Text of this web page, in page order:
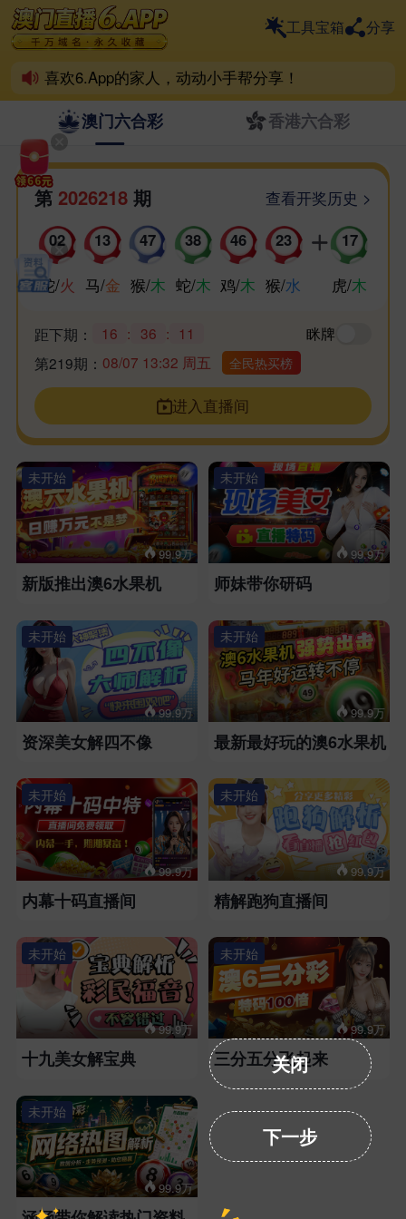
工具宝箱 分享
一个6.App，整个六合界
6.App离不开彩民支持！
喜欢6.App的家人，动动小手帮分享！
祝各位好运爆棚，天天喜中百万！
澳门六合彩 香港六合彩
第 2026218 期
查看开奖历史 >
02
蛇/火
13
马/金
47
猴/木
38
蛇/木
46
鸡/木
23
猴/水
17
虎/木
距下期： 16 : 36 : 11
眯牌
第219期： 08/07 13:32 周五 全民热买榜
进入直播间
未开始
99.9万
新版推出澳6水果机
未开始
99.9万
师妹带你研码
未开始
99.9万
资深美女解四不像
未开始
99.9万
最新最好玩的澳6水果机
未开始
99.9万
内幕十码直播间
未开始
99.9万
精解跑狗直播间
未开始
99.9万
十九美女解宝典
未开始
99.9万
三分五分飞起来
未开始
99.9万
关闭
下一步